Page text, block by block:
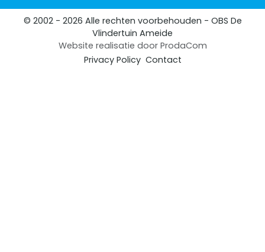
© 2002 - 2026 Alle rechten voorbehouden - OBS De
Vlindertuin Ameide
Website realisatie door ProdaCom
Privacy Policy Contact